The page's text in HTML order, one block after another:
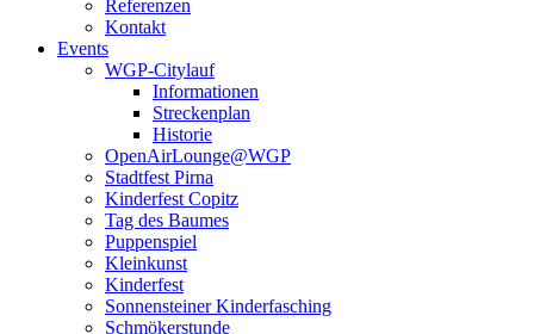
Referenzen
Kontakt
Events
WGP-Citylauf
Informationen
Streckenplan
Historie
OpenAirLounge@WGP
Stadtfest Pirna
Kinderfest Copitz
Tag des Baumes
Puppenspiel
Kleinkunst
Kinderfest
Sonnensteiner Kinderfasching
Schmökerstunde